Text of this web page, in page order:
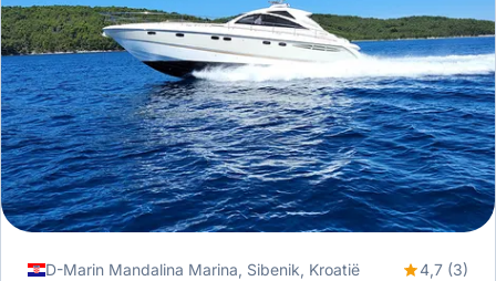
D-Marin Mandalina Marina, Sibenik, Kroatië 4,7 (3)